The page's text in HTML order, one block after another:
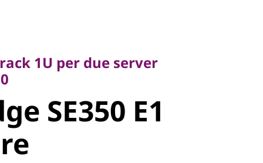
SE350 E1
1U per due server
SE350 E1